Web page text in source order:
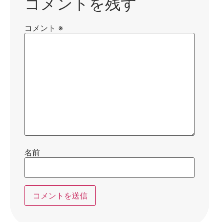
コメント ※
名前